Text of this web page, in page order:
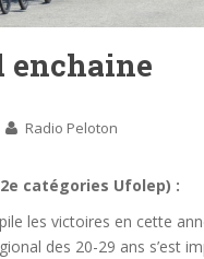
enchaine
Radio Peloton
catégories Ufolep) :
les victoires en cette
des 20-29 ans s’est